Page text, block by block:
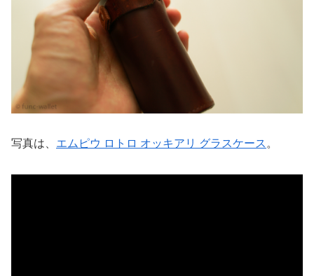
写真は、 エムピウ ロトロ オッキアリ グラスケース 。